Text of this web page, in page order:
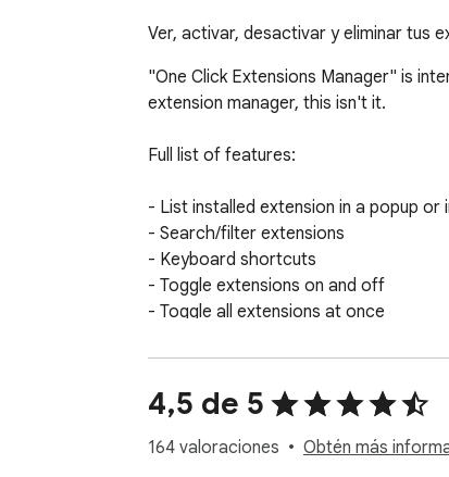
Ver, activar, desactivar y eliminar tus
"One Click Extensions Manager" is
extension manager, this isn't it.
Full list of features:
- List installed extension in a popup or
- Search/filter extensions
- Keyboard shortcuts
- Toggle extensions on and off
- Toggle all extensions at once
- Visit the options and homepage of
- Undo/redo any changes (temporarily)
- Keep extensions to the top of the list
4,5 de 5
164 valoraciones Obtén más